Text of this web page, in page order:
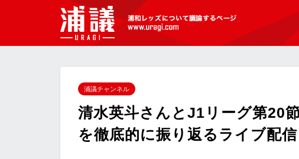
[浦議]浦和レッズについて議論するペ
浦議チャンネル
清水英斗さんとJ1リーグ第20
を徹底的に振り返るライブ配